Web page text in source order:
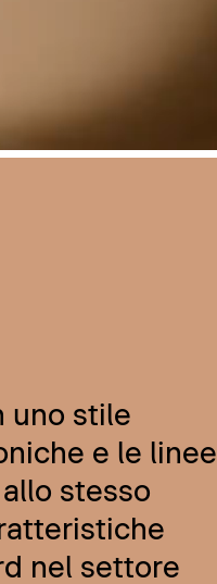
uno stile
e le linee
stesso
nel settore